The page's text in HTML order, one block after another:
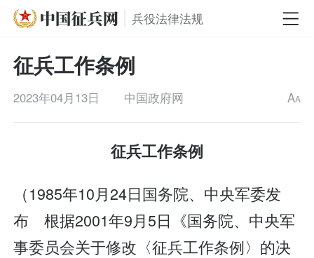
兵役法律法规
征兵工作条例
2023年04月13日 中国政府网 AA
征兵工作条例
（1985年10月24日国务院、中央军委发
布 根据2001年9月5日《国务院、中央军
事委员会关于修改〈征兵工作条例〉的决